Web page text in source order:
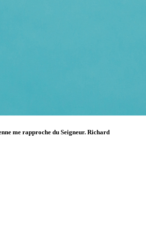
me rapproche du Seigneur. Richard